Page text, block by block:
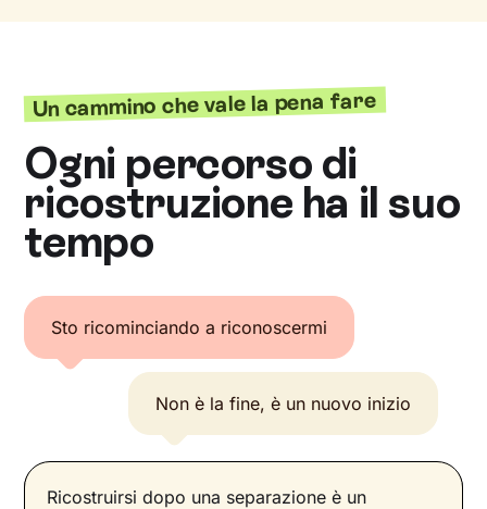
Un cammino che vale la pena fare
Ogni percorso di
ricostruzione ha il suo
tempo
Sto ricominciando a riconoscermi
Non è la fine, è un nuovo inizio
Ricostruirsi dopo una separazione è un